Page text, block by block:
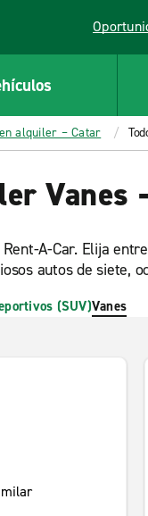
Link
alquiler – Catar
Vanes
A-Car. Elija
autos de siete,
(SUV)Vanes